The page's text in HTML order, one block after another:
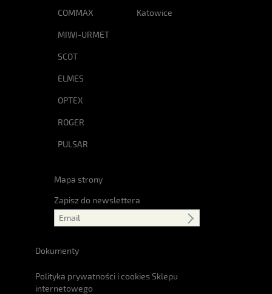
COMMAX
MIWI-URMET
SCOT
ELMES
OPTEX
ROGER
PULSAR
Katowice
Mapa strony
Zapisz do newslettera
Dokumenty
Polityka prywatności i cookies Sklepu
internetowego